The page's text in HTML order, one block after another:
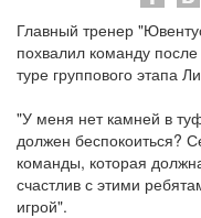
Главный тренер
похвалил команду
туре группового этапа
"У меня нет камней в
должен беспокоиться?
команды, которая
счастлив с этими
игрой".